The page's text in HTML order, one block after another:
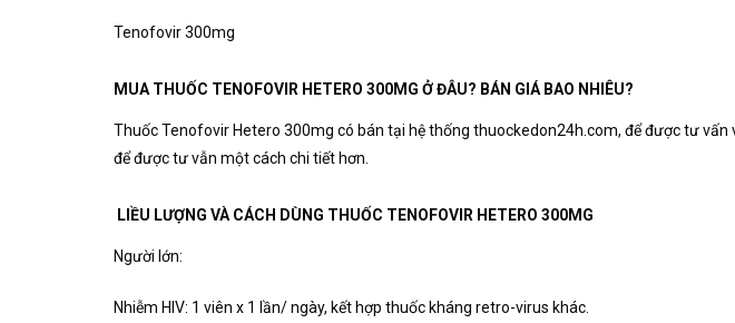
Tenofovir 300mg
MUA THUỐC TENOFOVIR HETERO 300MG Ở ĐÂU? BÁN GIÁ BAO NHIÊU?
Thuốc Tenofovir Hetero 300mg có bán tại hệ thống thuockedon24h.com, để được tư
để được tư vẫn một cách chi tiết hơn.
LIỀU LƯỢNG VÀ CÁCH DÙNG THUỐC TENOFOVIR HETERO 300MG
Người lớn:
Nhiễm HIV: 1 viên x 1 lần/ ngày, kết hợp thuốc kháng retro-virus khác.